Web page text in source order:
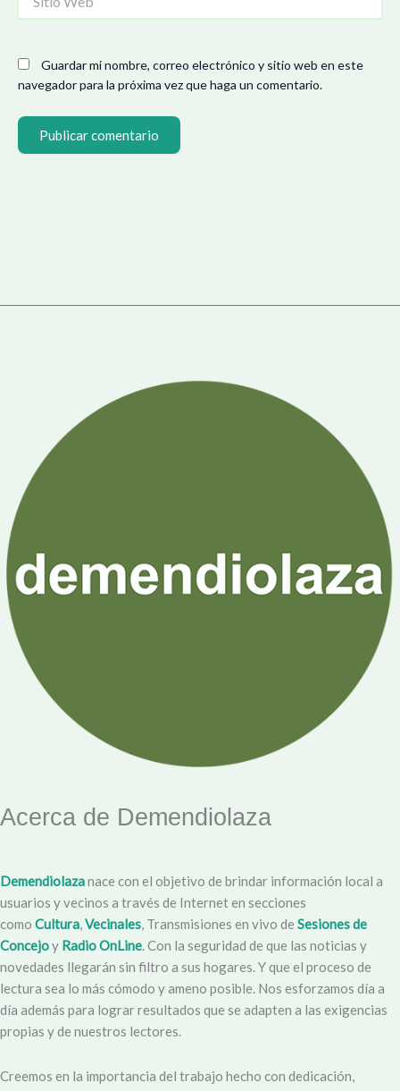
Web
Guardar mi nombre, correo electrónico y sitio web en este
navegador para la próxima vez que haga un comentario.
Acerca de Demendiolaza
Demendiolazanace con el objetivo de brindar información local a
usuarios y vecinos a través de Internet en secciones
como Cultura,Vecinales, Transmisiones en vivo de Sesiones de
Concejoy Radio OnLine. Con la seguridad de que las noticias y
novedades llegarán sin filtro a sus hogares. Y que el proceso de
lectura sea lo más cómodo y ameno posible. Nos esforzamos día a
día además para lograr resultados que se adapten a las exigencias
propias y de nuestros lectores.
Creemos en la importancia del trabajo hecho con dedicación,